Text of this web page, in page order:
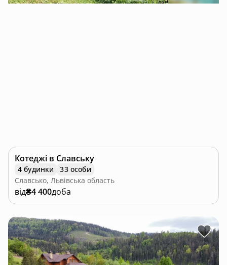
Котеджі в Славську
4 будинки
33 особи
Славсько, Львівська область
від₴4 400доба